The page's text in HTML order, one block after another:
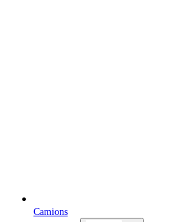
Camions